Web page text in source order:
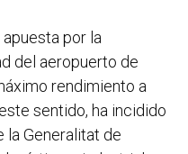
por la
del aeropuerto de
rendimiento a
sentido, ha incidido
Generalitat de